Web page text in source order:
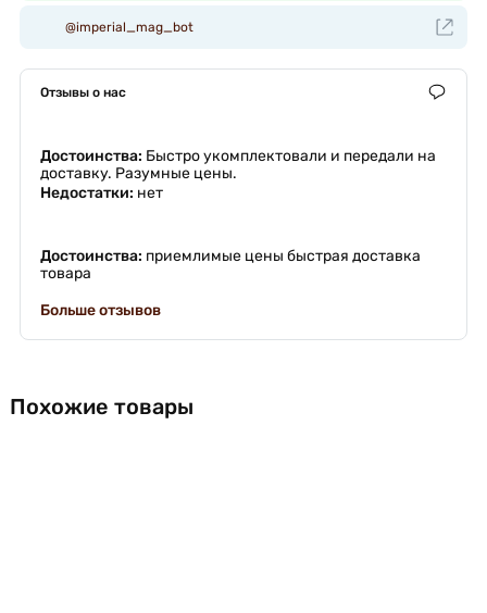
@imperial_mag_bot
Отзывы о нас
Достоинства: Быстро укомплектовали и передали на
доставку. Разумные цены.
Недостатки: нет
Достоинства: приемлимые цены быстрая доставка
товара
Больше отзывов
Похожие товары